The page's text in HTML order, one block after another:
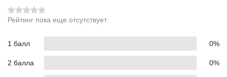
Рейтинг пока еще отсутствует
1 балл 0%
2 балла 0%